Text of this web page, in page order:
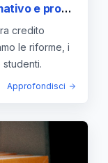
e prove
credito
le riforme, i
Approfondisci